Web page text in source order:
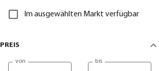
Im ausgewählten Markt verfügbar
PREIS
von bis